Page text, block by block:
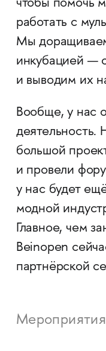
чтобы помочь
работать с
Мы
инкубацией —
и выводим их
Вообще, у нас
деятельность.
большой
и провели
у нас будет
модной
Главное, чем
Beinopen
партнёрской